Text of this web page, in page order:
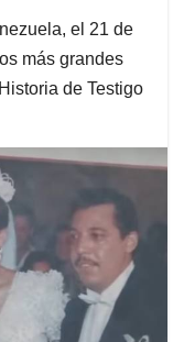
el 21 de
más grandes
de Testigo